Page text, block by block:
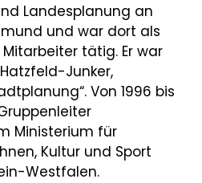
Landesplanung an
und war dort als
tätig. Er war
Junker,
Von 1996 bis
Ministerium für
Kultur und Sport
Westfalen.